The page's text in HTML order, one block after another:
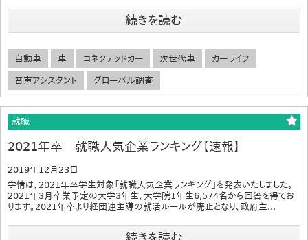
続きを読む
自動車 車 コネクテッドカー 次世代車 カーライフ
音声アシスタント グローバル調査
就職
2021年卒 就職人気企業ランキング【速報】
2019年12月23日
学情は、2021年卒学生対象「就職人気企業ランキング」を発表いたしました。
2021年3月卒業予定の大学3年生、大学院1年生6,574名から回答を得てお
ります。2021年卒より経団連主導の就活ルールが廃止となり、政府主...